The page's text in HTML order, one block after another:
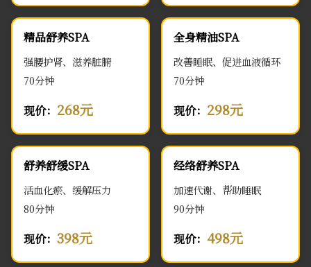
精品舒养SPA
强腰护肾、滋养脏腑
70分钟
现价： 268元
全身精油SPA
改善睡眠、促进血液循环
70分钟
现价： 298元
舒养舒缓SPA
活血化瘀、缓解压力
80分钟
现价： 398元
经络舒养SPA
加速代谢、帮助睡眠
90分钟
现价： 498元